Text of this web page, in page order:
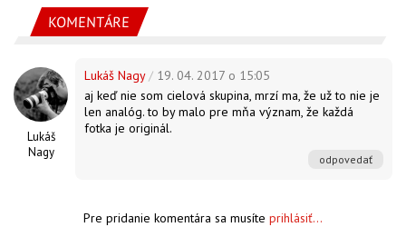
KOMENTÁRE
Lukáš
Nagy
Lukáš Nagy/ 19. 04. 2017 o 15:05
aj keď nie som cielová skupina, mrzí ma, že už to nie je
len analóg. to by malo pre mňa význam, že každá
fotka je originál.
odpovedať
Pre pridanie komentára sa musíte prihlásiť...